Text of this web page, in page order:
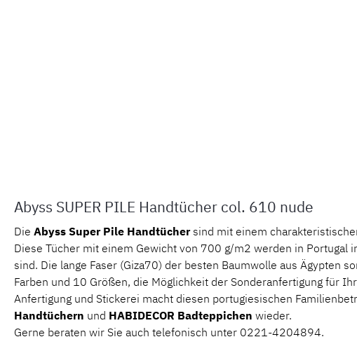
Abyss SUPER PILE Handtücher col. 610 nude
Die Abyss Super Pile Handtüchersind mit einem
Diese Tücher mit einem Gewicht von 700 g/m2 werden in Portugal
sind. Die lange Faser (Giza70) der besten Baumwolle aus Ägypten
Farben und 10 Größen, die Möglichkeit der Sonderanfertigung für
Anfertigung und Stickerei macht diesen portugiesischen
Handtüchern und HABIDECOR Badteppichen wieder.
Gerne beraten wir Sie auch telefonisch unter 0221-4204894.